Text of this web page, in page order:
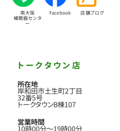
南大阪
補聴器センタ
ー
Facebook 店舗ブログ
トークタウン店
所在地
岸和田市土生町2丁目
32番5号
トークタウンB棟107
営業時間
10時00分〜19時00分